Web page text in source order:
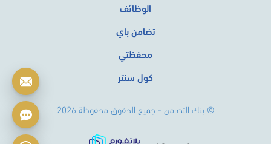
الوظائف
تضامن باي
محفظتي
كول سنتر
© بنك التضامن - جميع الحقوق محفوظة 2026